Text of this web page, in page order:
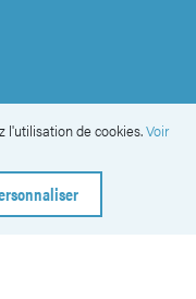
l'utilisation de cookies.Voir